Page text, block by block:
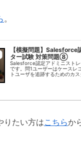
。
【模擬問題】Salesforce
ター試験 対策問題⑧
Salesforce認定アドミニスト
です。問1ユーザーはケースレ
トユーザを追跡するためのカ
りたい方はこちらか